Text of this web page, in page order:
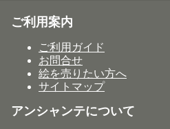
ご利用案内
ご利用ガイド
お問合せ
絵を売りたい方へ
サイトマップ
アンシャンテについて